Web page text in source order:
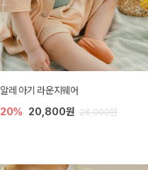
알레 아기 라운지웨어
20% 20,800원 26,000원